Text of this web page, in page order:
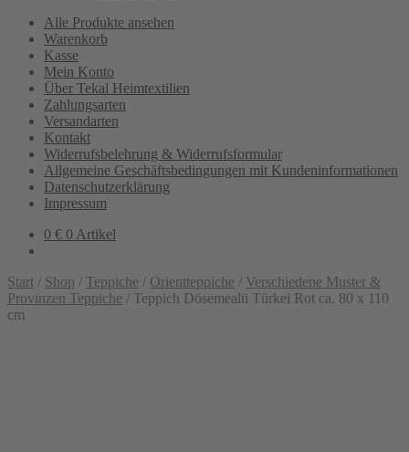
Alle Produkte ansehen
Warenkorb
Kasse
Mein Konto
Über Tekal Heimtextilien
Zahlungsarten
Versandarten
Kontakt
Widerrufsbelehrung & Widerrufsformular
Allgemeine Geschäftsbedingungen mit Kundeninformationen
Datenschutzerklärung
Impressum
0 € 0 Artikel
Start / Shop / Teppiche / Orientteppiche / Verschiedene Muster &
Provinzen Teppiche / Teppich Dösemealti Türkei Rot ca. 80 x 110
cm